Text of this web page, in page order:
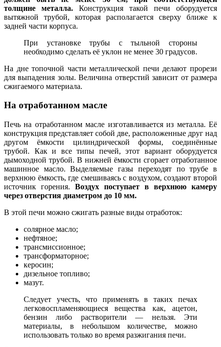
толщине металла. Конструкция такой печи оборудуется
вытяжной трубой, которая располагается сверху ближе к
задней части корпуса.
При установке трубы с тыльной стороны
необходимо сделать её уклон не менее 30 градусов.
На дне топочной части металлической печи делают прорези
для выпадения золы. Величина отверстий зависит от размера
сжигаемого материала.
На отработанном масле
Печь на отработанном масле изготавливается из металла. Её
конструкция представляет собой две, расположенные друг над
другом ёмкости цилиндрической формы, соединённые
трубой. Как и все типы печей, этот вариант оборудуется
дымоходной трубой. В нижней ёмкости сгорает отработанное
машинное масло. Выделяемые газы переходят по трубе в
верхнюю ёмкость, где смешиваясь с воздухом, создают второй
источник горения. Воздух поступает в верхнюю камеру
через отверстия диаметром до 10 мм.
В этой печи можно сжигать разные виды отработок:
солярное масло;
нефтяное;
трансмиссионное;
трансформаторное;
керосин;
дизельное топливо;
мазут.
Следует учесть, что применять в таких печах
легковоспламеняющиеся вещества как, ацетон,
бензин либо растворители — нельзя. Эти
материалы, в небольшом количестве, можно
использовать только во время разжигания печи.